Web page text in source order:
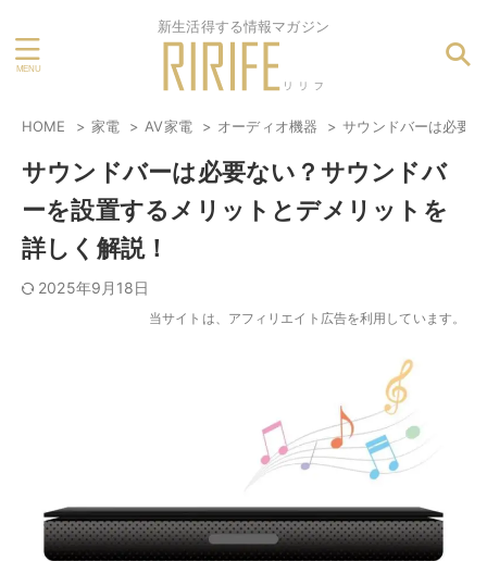
新生活得する情報マガジン
HOME 家電 AV家電 オーディオ機器 サウンドバーは必要
サウンドバーは必要ない？サウンドバ
ーを設置するメリットとデメリットを
詳しく解説！
2025年9月18日
当サイトは、アフィリエイト広告を利用しています。